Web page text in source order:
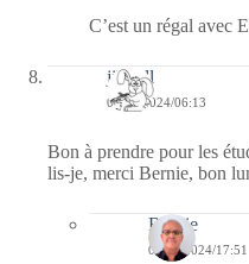
C’est un régal avec
jill bill
02/12/2024/06:13
Bon à prendre pour les
lis-je, merci Bernie, bon
Bernie
02/12/2024/17:51